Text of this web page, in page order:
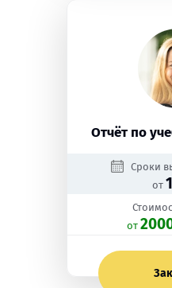
Отчёт по
Сроки
от
oт